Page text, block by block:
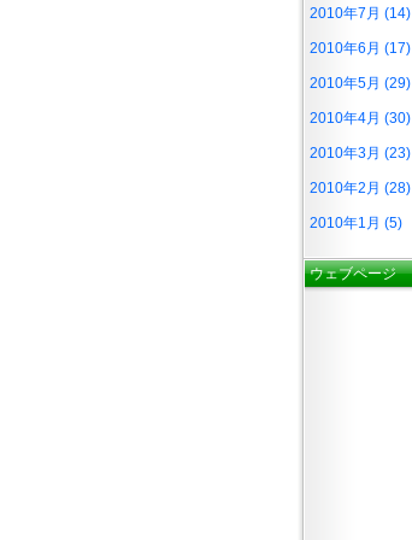
2010年7月 (14)
2010年6月 (17)
2010年5月 (29)
2010年4月 (30)
2010年3月 (23)
2010年2月 (28)
2010年1月 (5)
ウェブページ